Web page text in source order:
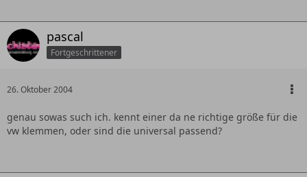
pascal
Fortgeschrittener
26. Oktober 2004
genau sowas such ich. kennt einer da ne richtige größe für die
vw klemmen, oder sind die universal passend?